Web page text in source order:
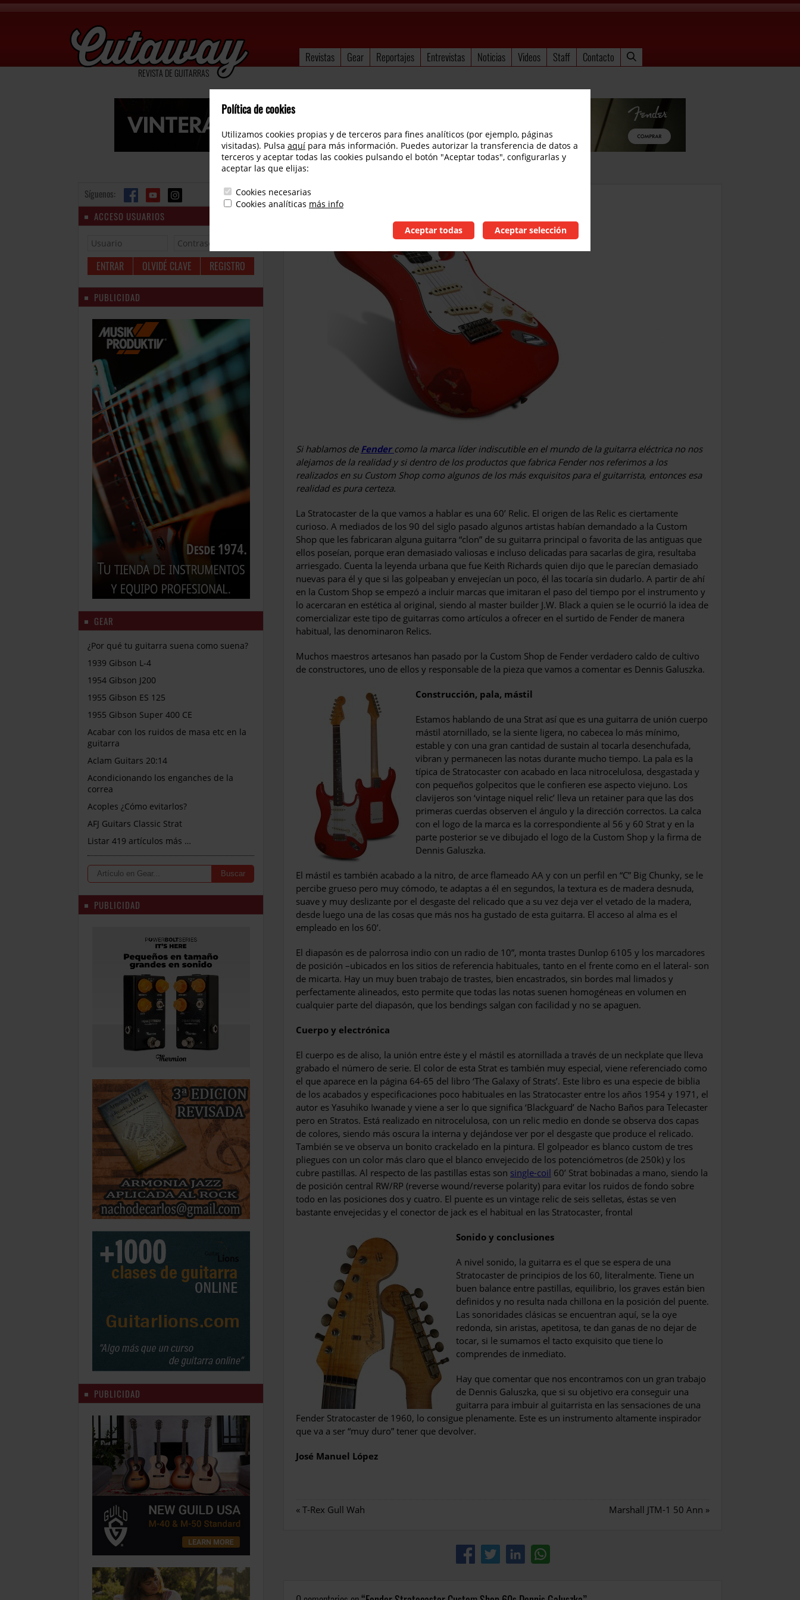
REVISTA DE GUITARRAS
Revistas Gear Reportajes Entrevistas Noticias Videos Staff Contacto
Fender Stratocaster Custom Shop 60s Dennis Galuszka
Si hablamos de Fender como la marca líder indiscutible en el mundo de la guitarra eléctrica no nos
alejamos de la realidad y si dentro de los productos que fabrica Fender nos referimos a los
realizados en su Custom Shop como algunos de los más exquisitos para el guitarrista, entonces esa
realidad es pura certeza.
La Stratocaster de la que vamos a hablar es una 60’ Relic. El origen de las Relic es ciertamente
curioso. A mediados de los 90 del siglo pasado algunos artistas habían demandado a la Custom
Shop que les fabricaran alguna guitarra “clon” de su guitarra principal o favo­rita de las antiguas que
ellos poseían, porque eran demasiado valiosas e incluso delicadas para sacarlas de gira, resultaba
arriesgado. Cuenta la leyenda urbana que fue Keith Ri­chards quien dijo que le parecían demasiado
nuevas para él y que si las golpeaban y en­vejecían un poco, él las tocaría sin dudarlo. A partir de ahí
en la Custom Shop se empezó a incluir marcas que imitaran el paso del tiempo por el instrumento y
lo acercaran en estética al original, siendo al master builder J.W. Black a quien se le ocurrió la idea de
comercializar este tipo de guitarras como artículos a ofrecer en el surtido de Fender de manera
habitual, las denominaron Relics.
Muchos maestros artesanos han pasado por la Custom Shop de Fender verdadero caldo de cultivo
de constructores, uno de ellos y res­ponsable de la pieza que vamos a comentar es Dennis Galuszka.
Construcción, pala, mástil
Estamos hablando de una Strat así que es una guitarra de unión cuerpo
mástil atornilla­do, se la siente ligera, no cabecea lo más míni­mo,
estable y con una gran cantidad de sustain al tocarla desenchufada,
vibran y permanecen las notas durante mucho tiempo. La pala es la
típica de Stratocaster con acabado en laca nitrocelulosa, desgastada y
con pequeños gol­pecitos que le confieren ese aspecto viejuno. Los
clavijeros son ‘vintage niquel relic’ lleva un retainer para que las dos
primeras cuerdas observen el ángulo y la dirección correctos. La calca
con el logo de la marca es la correspon­diente al 56 y 60 Strat y en la
parte posterior se ve dibujado el logo de la Custom Shop y la firma de
Dennis Galuszka.
El mástil es también acabado a la nitro, de arce flameado AA y con un perfil en “C” Big Chunky, se le
percibe grue­so pero muy cómodo, te adaptas a él en segundos, la textura es de madera desnuda,
suave y muy deslizante por el desgaste del relicado que a su vez deja ver el vetado de la madera,
desde luego una de las cosas que más nos ha gusta­do de esta guitarra. El acceso al alma es el
empleado en los 60’.
El diapasón es de palorrosa indio con un radio de 10”, monta trastes Dunlop 6105 y los marcadores
de posición –ubicados en los sitios de referencia habituales, tanto en el frente como en el lateral- son
de mi­carta. Hay un muy buen trabajo de tras­tes, bien encastrados, sin bordes mal limados y
perfectamente alineados, esto permite que todas las notas suenen homogéneas en volu­men en
cualquier parte del diapasón, que los bendings salgan con facilidad y no se apaguen.
Cuerpo y electrónica
El cuerpo es de aliso, la unión entre éste y el mástil es atornillada a través de un neckplate que lleva
grabado el número de serie. El color de esta Strat es también muy especial, viene referenciado como
el que aparece en la pági­na 64-65 del libro ‘The Galaxy of Strats’. Este libro es una especie de biblia
de los acaba­dos y especificaciones poco habituales en las Stratocaster entre los años 1954 y 1971, el
autor es Yasuhiko Iwanade y viene a ser lo que significa ‘Blackguard’ de Nacho Baños para Telecaster
pero en Stratos. Está realizado en nitrocelulosa, con un relic medio en donde se observa dos capas
de colores, siendo más oscura la interna y dejándose ver por el desgaste que produce el relicado.
Tam­bién se ve observa un bonito crackelado en la pintura. El golpeador es blanco cus­tom de tres
pliegues con un color más claro que el blanco envejecido de los potencióme­tros (de 250k) y los
cubre pastillas. Al respecto de las pastillas estas son single-coil 60’ Strat bobinadas a mano, siendo la
de posición central RW/RP (reverse wound/reverse polarity) para evitar los ruidos de fondo sobre
todo en las posiciones dos y cuatro. El puente es un vintage relic de seis selletas, éstas se ven
bastante envejecidas y el conector de jack es el habitual en las Stra­tocaster, frontal
Sonido y conclusiones
A nivel sonido, la guitarra es el que se es­pera de una
Stratocaster de principios de los 60, literalmente. Tiene un
buen balance entre pastillas, equilibrio, los graves están bien
de­finidos y no resulta nada chillona en la posi­ción del puente.
Las sonoridades clásicas se encuentran aquí, se la oye
redonda, sin aristas, apetitosa, te dan ganas de no dejar de
tocar, si le sumamos el tacto exquisito que tiene lo
comprendes de inmediato.
Hay que comentar que nos encontramos con un gran trabajo
de Dennis Galuszka, que si su objetivo era conseguir una
guitarra para imbuir al guitarrista en las sensaciones de una
Fender Stratocaster de 1960, lo consigue plenamente. Este es un instrumento altamente inspirador
que va a ser “muy duro” tener que devolver.
José Manuel López
« T-Rex Gull Wah Marshall JTM-1 50 Ann »
Síguenos:
ACCESO USUARIOS
OLVIDÉ CLAVE REGISTRO
PUBLICIDAD
GEAR
¿Por qué tu guitarra suena como suena?
1939 Gibson L-4
1954 Gibson J200
1955 Gibson ES 125
1955 Gibson Super 400 CE
Acabar con los ruidos de masa etc en la
guitarra
Aclam Guitars 20:14
Acondicionando los enganches de la
correa
Acoples ¿Cómo evitarlos?
AFJ Guitars Classic Strat
Listar 419 artículos más …
PUBLICIDAD
PUBLICIDAD
Política de cookies
Utilizamos cookies propias y de terceros para fines analíticos (por ejemplo, páginas
visitadas). Pulsa aquí para más información. Puedes autorizar la transferencia de datos a
terceros y aceptar todas las cookies pulsando el botón "Aceptar todas", configurarlas y
aceptar las que elijas:
Cookies necesarias
Cookies analíticas más info
Aceptar todas Aceptar selección